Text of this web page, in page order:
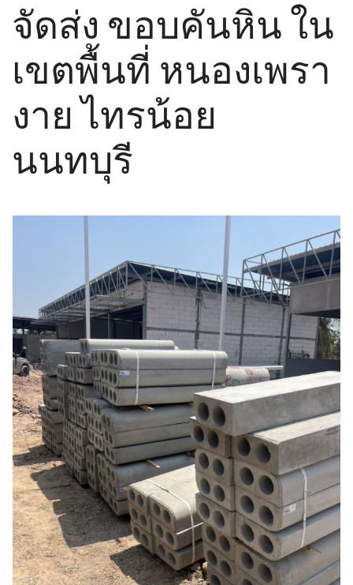
จัดส่ง ขอบคันหิน ใน
เขตพื้นที่ หนองเพรา
งาย ไทรน้อย
นนทบุรี